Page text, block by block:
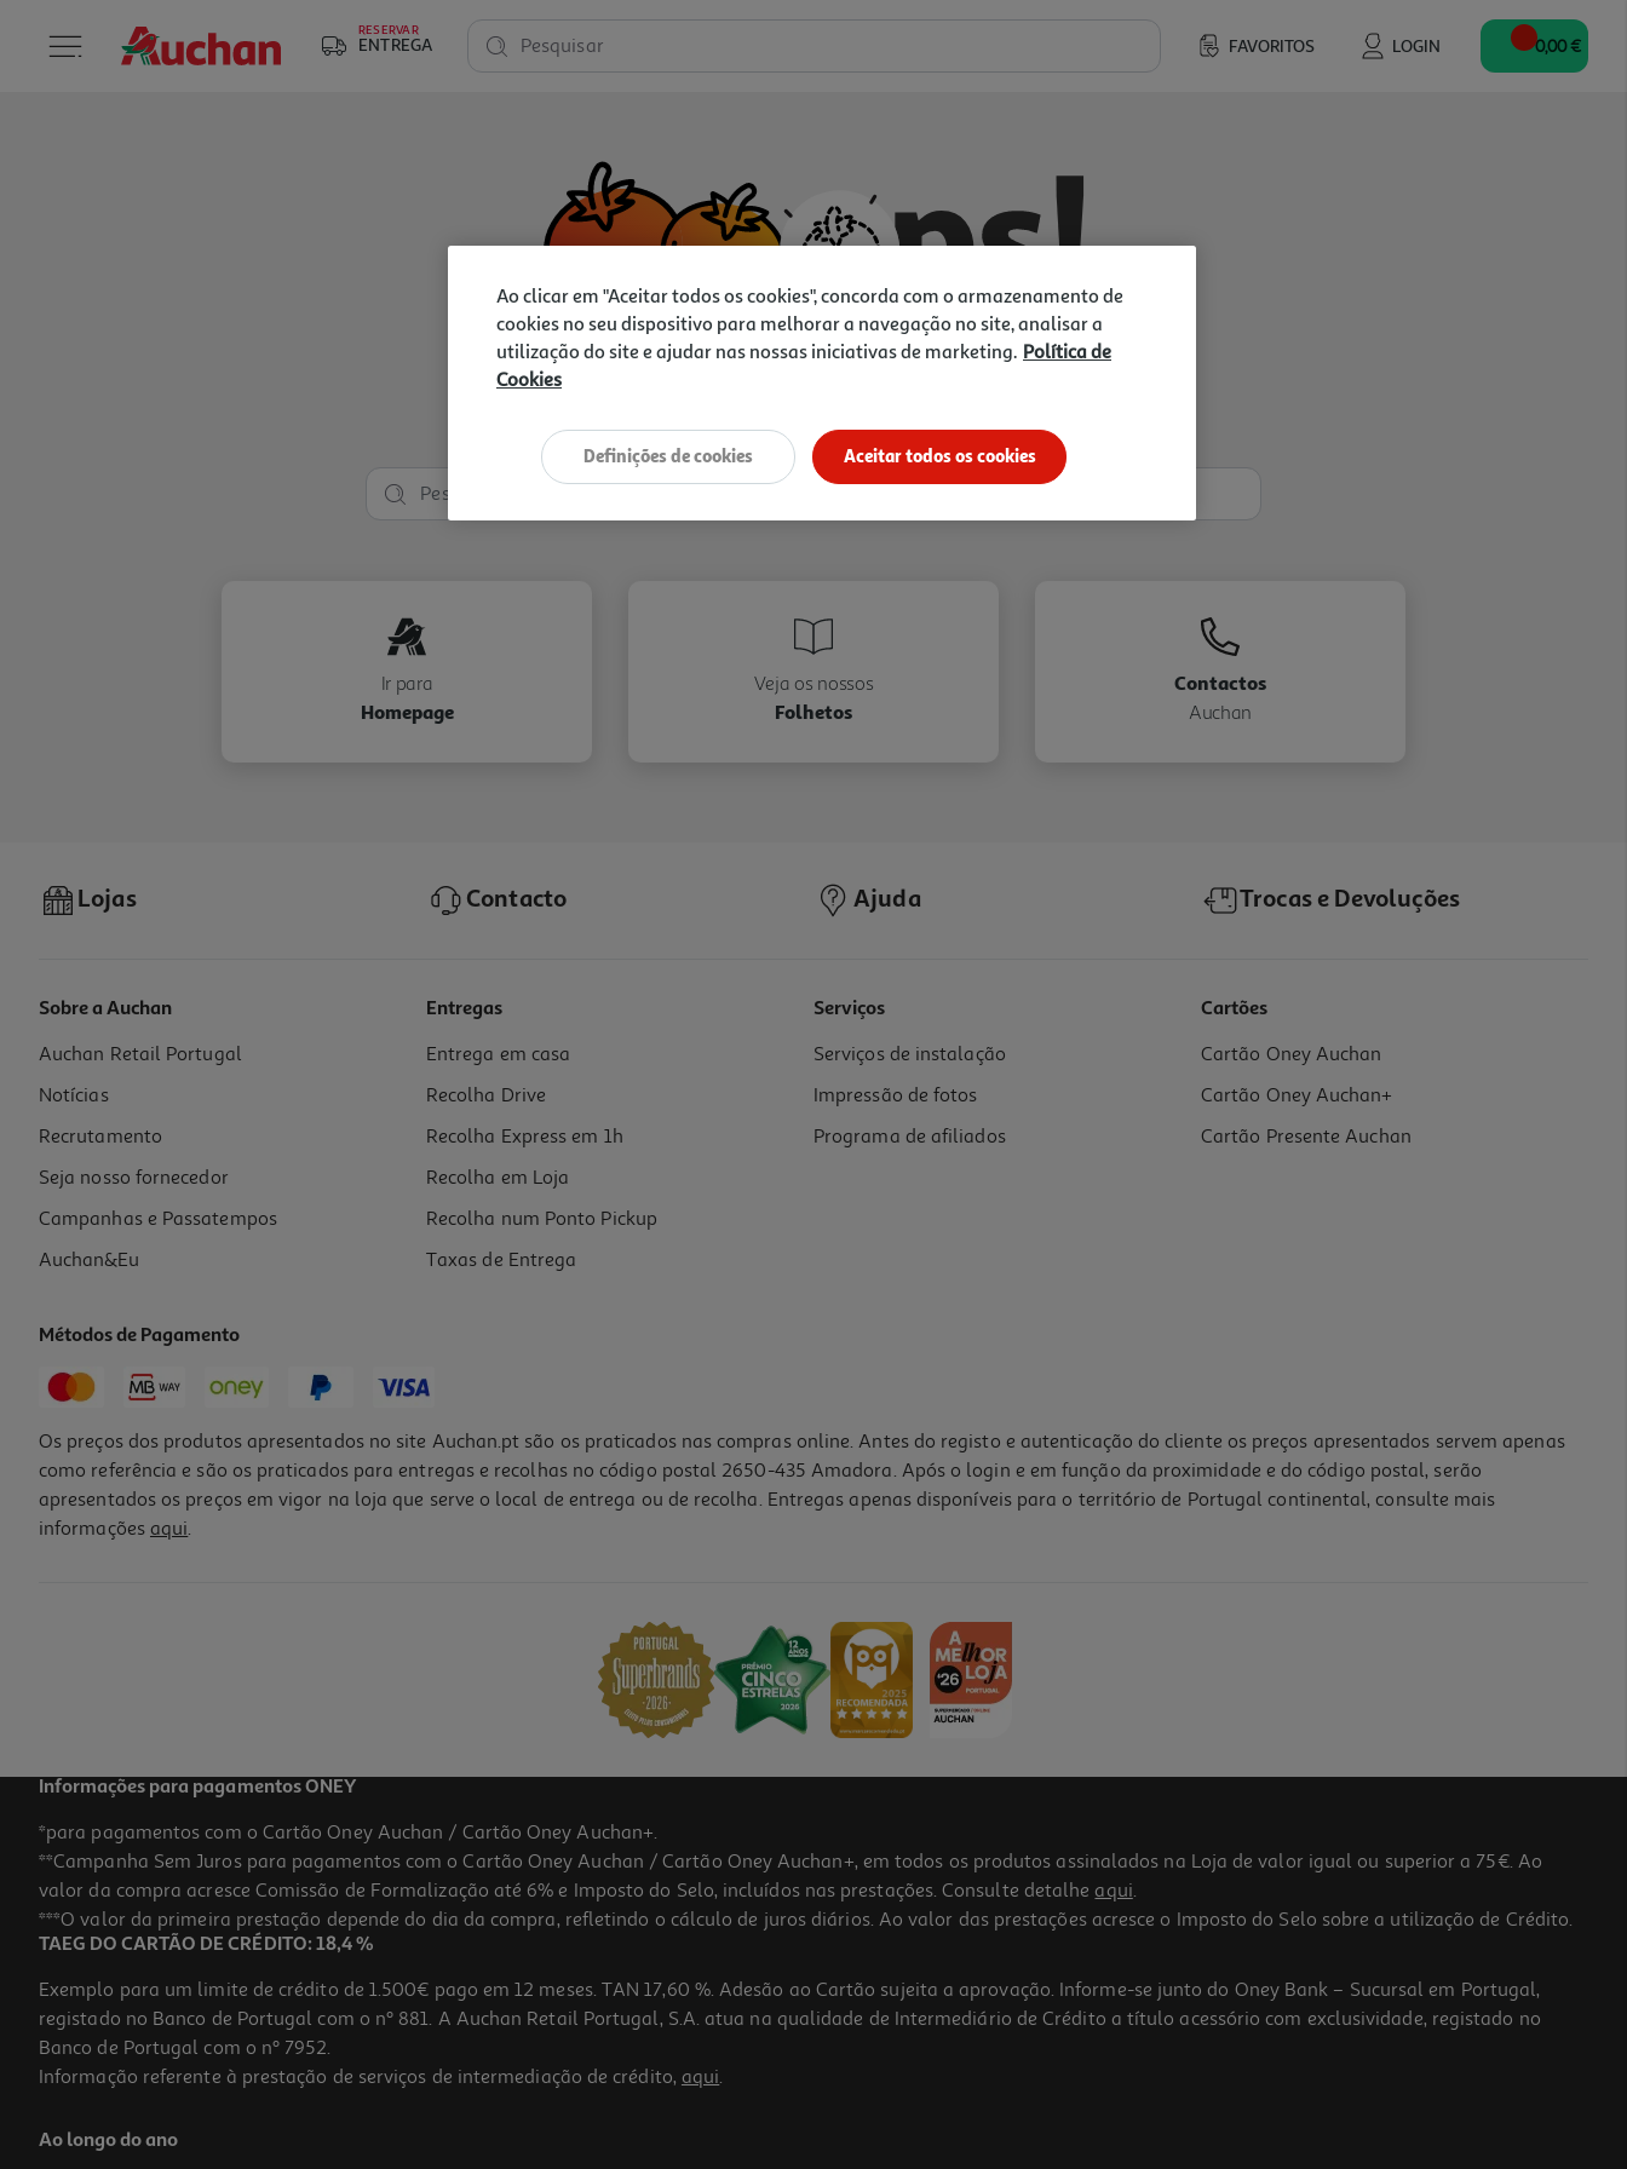
RESERVAR
ENTREGA FAVORITOS LOGIN
Pesquisar 0,00 €
Vamos tentar de novo?
Ir para
Homepage
Veja os nossos
Folhetos
Contactos
Auchan
Lojas Contacto Ajuda Trocas e Devoluções
Sobre a Auchan
Auchan Retail Portugal
Notícias
Recrutamento
Seja nosso fornecedor
Campanhas e Passatempos
Auchan&Eu
Entregas
Entrega em casa
Recolha Drive
Recolha Express em 1h
Recolha em Loja
Recolha num Ponto Pickup
Taxas de Entrega
Serviços
Serviços de instalação
Impressão de fotos
Programa de afiliados
Cartões
Cartão Oney Auchan
Cartão Oney Auchan+
Cartão Presente Auchan
Métodos de Pagamento
Os preços dos produtos apresentados no site Auchan.pt são os praticados nas compras online. Antes do registo e autenticação do cliente os preços apresentados servem apenas
como referência e são os praticados para entregas e recolhas no código postal 2650-435 Amadora. Após o login e em função da proximidade e do código postal, serão
apresentados os preços em vigor na loja que serve o local de entrega ou de recolha. Entregas apenas disponíveis para o território de Portugal continental, consulte mais
informações aqui.
Informações para pagamentos ONEY
*para pagamentos com o Cartão Oney Auchan / Cartão Oney Auchan+.
**Campanha Sem Juros para pagamentos com o Cartão Oney Auchan / Cartão Oney Auchan+, em todos os produtos assinalados na Loja de valor igual ou superior a 75€. Ao
valor da compra acresce Comissão de Formalização até 6% e Imposto do Selo, incluídos nas prestações. Consulte detalhe aqui.
***O valor da primeira prestação depende do dia da compra, refletindo o cálculo de juros diários. Ao valor das prestações acresce o Imposto do Selo sobre a utilização de Crédito.
TAEG DO CARTÃO DE CRÉDITO: 18,4 %
Exemplo para um limite de crédito de 1.500€ pago em 12 meses. TAN 17,60 %. Adesão ao Cartão sujeita a aprovação. Informe-se junto do Oney Bank – Sucursal em Portugal,
registado no Banco de Portugal com o nº 881. A Auchan Retail Portugal, S.A. atua na qualidade de Intermediário de Crédito a título acessório com exclusividade, registado no
Banco de Portugal com o nº 7952.
Informação referente à prestação de serviços de intermediação de crédito, aqui.
Ao longo do ano
Ao clicar em "Aceitar todos os cookies", concorda com o armazenamento de
cookies no seu dispositivo para melhorar a navegação no site, analisar a
utilização do site e ajudar nas nossas iniciativas de marketing. Política de
Cookies
Aceitar todos os cookies
Definições de cookies